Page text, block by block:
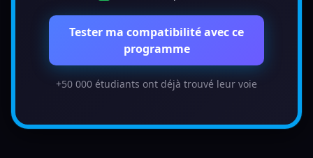
Tester ma compatibilité avec ce
programme
+50 000 étudiants ont déjà trouvé leur voie